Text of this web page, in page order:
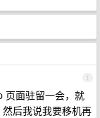
1
页面驻留一会，就
后我说我要移机再